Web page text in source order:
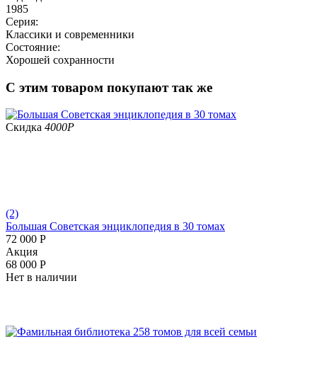
1985
Серия:
Классики и современники
Состояние:
Хорошей сохранности
С этим товаром покупают так же
Скидка 4000Р
(2)
Большая Советская энциклопедия в 30 томах
72 000 Р
Aкция
68 000 Р
Нет в наличии